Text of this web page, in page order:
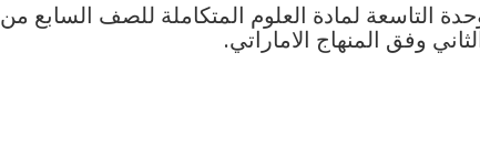
التاسعة لمادة العلوم المتكاملة للصف السابع من
وفق المنهاج الاماراتي.